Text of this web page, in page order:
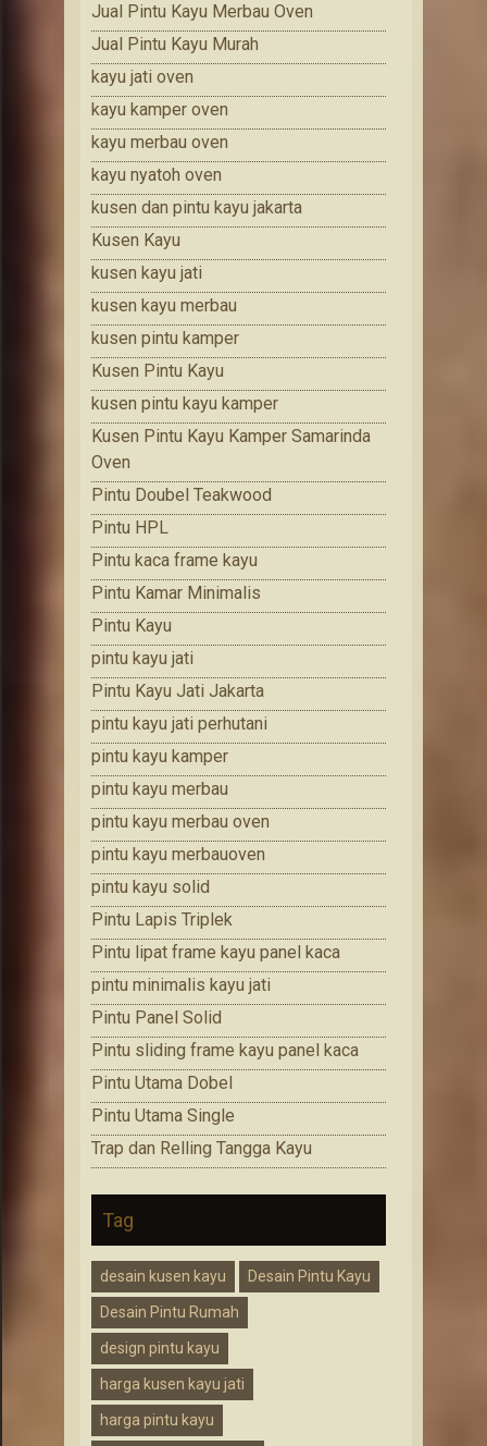
Jual Pintu Kayu Merbau Oven
Jual Pintu Kayu Murah
kayu jati oven
kayu kamper oven
kayu merbau oven
kayu nyatoh oven
kusen dan pintu kayu jakarta
Kusen Kayu
kusen kayu jati
kusen kayu merbau
kusen pintu kamper
Kusen Pintu Kayu
kusen pintu kayu kamper
Kusen Pintu Kayu Kamper Samarinda
Oven
Pintu Doubel Teakwood
Pintu HPL
Pintu kaca frame kayu
Pintu Kamar Minimalis
Pintu Kayu
pintu kayu jati
Pintu Kayu Jati Jakarta
pintu kayu jati perhutani
pintu kayu kamper
pintu kayu merbau
pintu kayu merbau oven
pintu kayu merbauoven
pintu kayu solid
Pintu Lapis Triplek
Pintu lipat frame kayu panel kaca
pintu minimalis kayu jati
Pintu Panel Solid
Pintu sliding frame kayu panel kaca
Pintu Utama Dobel
Pintu Utama Single
Trap dan Relling Tangga Kayu
Tag
desain kusen kayu Desain Pintu Kayu
Desain Pintu Rumah
design pintu kayu
harga kusen kayu jati
harga pintu kayu